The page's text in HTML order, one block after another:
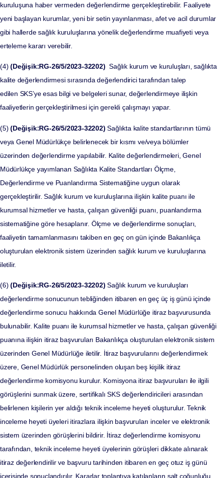
kuruluşuna haber vermeden değerlendirme gerçekleştirebilir. Faaliyete
yeni başlayan kurumlar, yeni bir setin yayınlanması, afet ve acil durumlar
gibi hallerde sağlık kuruluşlarına yönelik değerlendirme muafiyeti veya
erteleme kararı verebilir.
(4)(Değişik:RG-26/5/2023-32202) Sağlık kurum ve kuruluşları, sağlıkta
kalite değerlendirmesi sırasında değerlendirici tarafından talep
edilen SKS’ye esas bilgi ve belgeleri sunar, değerlendirmeye ilişkin
faaliyetlerin gerçekleştirilmesi için gerekli çalışmayı yapar.
(5)(Değişik:RG-26/5/2023-32202)Sağlıkta kalite standartlarının tümü
veya Genel Müdürlükçe belirlenecek bir kısmı ve/veya bölümler
üzerinden değerlendirme yapılabilir. Kalite değerlendirmeleri, Genel
Müdürlükçe yayımlanan Sağlıkta Kalite Standartları Ölçme,
Değerlendirme ve Puanlandırma Sistematiğine uygun olarak
gerçekleştirilir. Sağlık kurum ve kuruluşlarına ilişkin kalite puanı ile
kurumsal hizmetler ve hasta, çalışan güvenliği puanı, puanlandırma
sistematiğine göre hesaplanır. Ölçme ve değerlendirme sonuçları,
faaliyetin tamamlanmasını takiben en geç on gün içinde Bakanlıkça
oluşturulan elektronik sistem üzerinden sağlık kurum ve kuruluşlarına
iletilir.
(6)(Değişik:RG-26/5/2023-32202) Sağlık kurum ve kuruluşları
değerlendirme sonucunun tebliğinden itibaren en geç üç iş günü içinde
değerlendirme sonucu hakkında Genel Müdürlüğe itiraz başvurusunda
bulunabilir. Kalite puanı ile kurumsal hizmetler ve hasta, çalışan güvenliği
puanına ilişkin itiraz başvuruları Bakanlıkça oluşturulan elektronik sistem
üzerinden Genel Müdürlüğe iletilir. İtiraz başvurularını değerlendirmek
üzere, Genel Müdürlük personelinden oluşan beş kişilik itiraz
değerlendirme komisyonu kurulur. Komisyona itiraz başvuruları ile ilgili
görüşlerini sunmak üzere, sertifikalı SKS değerlendiricileri arasından
belirlenen kişilerin yer aldığı teknik inceleme heyeti oluşturulur. Teknik
inceleme heyeti üyeleri itirazlara ilişkin başvuruları inceler ve elektronik
sistem üzerinden görüşlerini bildirir. İtiraz değerlendirme komisyonu
tarafından, teknik inceleme heyeti üyelerinin görüşleri dikkate alınarak
itiraz değerlendirilir ve başvuru tarihinden itibaren en geç otuz iş günü
içerisinde sonuçlandırılır. Kararlar toplantıya katılanların salt çoğunluğu